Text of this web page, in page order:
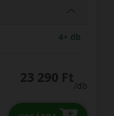
4+ db
23 290 Ft
/db